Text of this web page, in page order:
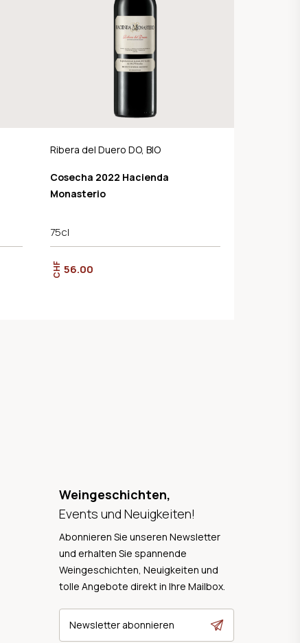
Ribera del Duero DO, BIO
Cosecha 2022 Hacienda
Monasterio
75cl
CHF 56.00
Weingeschichten,
Events und Neuigkeiten!
Abonnieren Sie unseren Newsletter
und erhalten Sie spannende
Weingeschichten, Neuigkeiten und
tolle Angebote direkt in Ihre Mailbox.
Newsletter abonnieren